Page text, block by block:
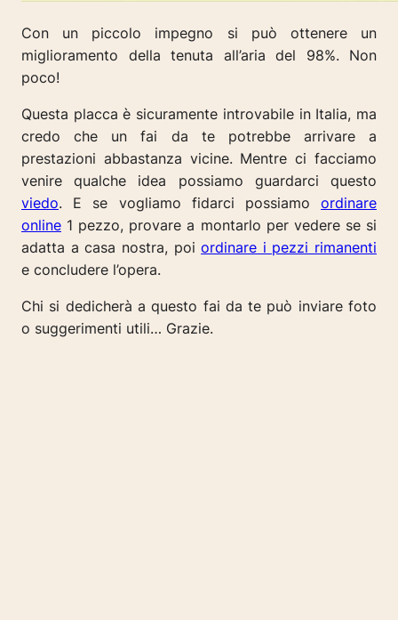
Con un piccolo impegno si può ottenere un
miglioramento della tenuta all’aria del 98%. Non
poco!
Questa placca è sicuramente introvabile in Italia, ma
credo che un fai da te potrebbe arrivare a
prestazioni abbastanza vicine. Mentre ci facciamo
venire qualche idea possiamo guardarci questo
viedo. E se vogliamo fidarci possiamo ordinare
online 1 pezzo, provare a montarlo per vedere se si
adatta a casa nostra, poiordinare i pezzi rimanenti
e concludere l’opera.
Chi si dedicherà a questo fai da te può inviare foto
o suggerimenti utili… Grazie.